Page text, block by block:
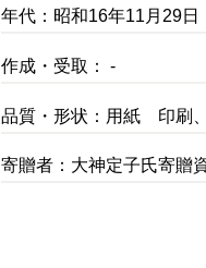
年代：昭和16年11月29日
作成・受取： -
品質・形状：用紙 印刷
寄贈者：大神定子氏寄贈